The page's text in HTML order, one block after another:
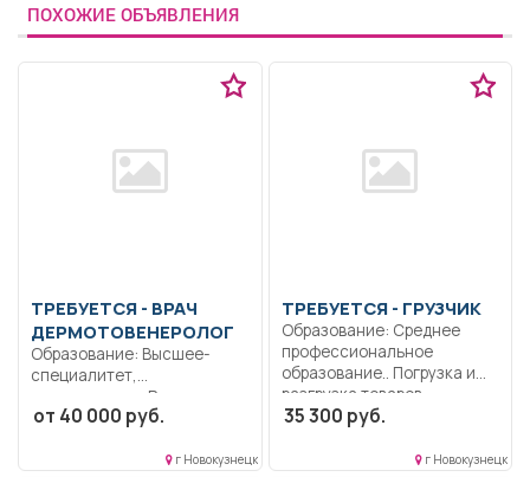
ПОХОЖИЕ ОБЪЯВЛЕНИЯ
ТРЕБУЕТСЯ - ВРАЧ
ДЕРМОТОВЕНЕРОЛОГ
Образование: Высшее-
специалитет,
магистратура.. Режим
гибкого рабочего времени..
от 40 000 руб.
г Новокузнецк
ТРЕБУЕТСЯ - ГРУЗЧИК
Образование: Среднее
профессиональное
образование.. Погрузка и
разгрузка товаров..
Полный...
35 300 руб.
г Новокузнецк